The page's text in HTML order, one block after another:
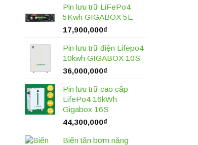
Pin lưu trữ LiFePo4
5Kwh GIGABOX 5E
17,900,000₫
Pin lưu trữ điện Lifepo4
10kwh GIGABOX 10S
36,000,000₫
Pin lưu trữ cao cấp
LifePo4 16kWh
Gigabox 16S
44,300,000₫
Biến tần bơm năng